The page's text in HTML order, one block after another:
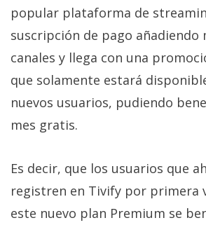
Profesional
+
Más
temas
Sorteos
Foros
Contacto
popular plataforma de
suscripción de pago añadiendo
canales y llega con una
que solamente estará
nuevos usuarios, pudiendo
mes gratis.
Es decir, que los usuarios que
registren en Tivify por primera
este nuevo plan Premium se